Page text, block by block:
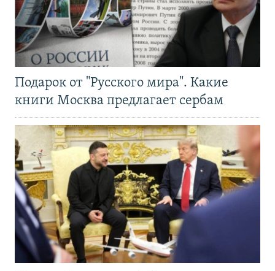
Подарок от "Русского мира". Какие
книги Москва предлагает сербам